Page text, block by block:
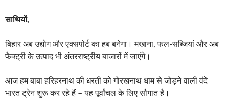
साथियों,
बिहार अब उद्योग और एक्सपोर्ट का हब बनेगा। मखाना, फल-सब्जियां और अब
फैक्ट्री के उत्पाद भी अंतरराष्ट्रीय बाजारों में जाएंगे।
आज हम बाबा हरिहरनाथ की धरती को गोरखनाथ धाम से जोड़ने वाली वंदे
भारत ट्रेन शुरू कर रहे हैं – यह पूर्वांचल के लिए सौगात है।